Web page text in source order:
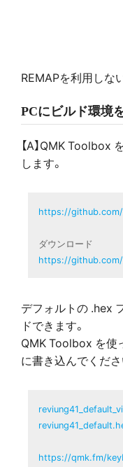
REMAPを利用しな
PCにビルド環境
【A】QMK Toolbox
します。
https://
https://
デフォルトの .hex
ドできます。
QMK Toolbox を使
に書き込んでくださ
https://qmk.fm/